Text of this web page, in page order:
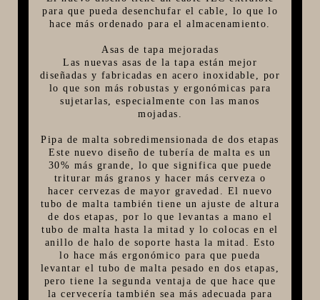
para que pueda desenchufar el cable, lo que lo
hace más ordenado para el almacenamiento.
Asas de tapa mejoradas
Las nuevas asas de la tapa están mejor
diseñadas y fabricadas en acero inoxidable, por
lo que son más robustas y ergonómicas para
sujetarlas, especialmente con las manos
mojadas.
Pipa de malta sobredimensionada de dos etapas
Este nuevo diseño de tubería de malta es un
30% más grande, lo que significa que puede
triturar más granos y hacer más cerveza o
hacer cervezas de mayor gravedad. El nuevo
tubo de malta también tiene un ajuste de altura
de dos etapas, por lo que levantas a mano el
tubo de malta hasta la mitad y lo colocas en el
anillo de halo de soporte hasta la mitad. Esto
lo hace más ergonómico para que pueda
levantar el tubo de malta pesado en dos etapas,
pero tiene la segunda ventaja de que hace que
la cervecería también sea más adecuada para